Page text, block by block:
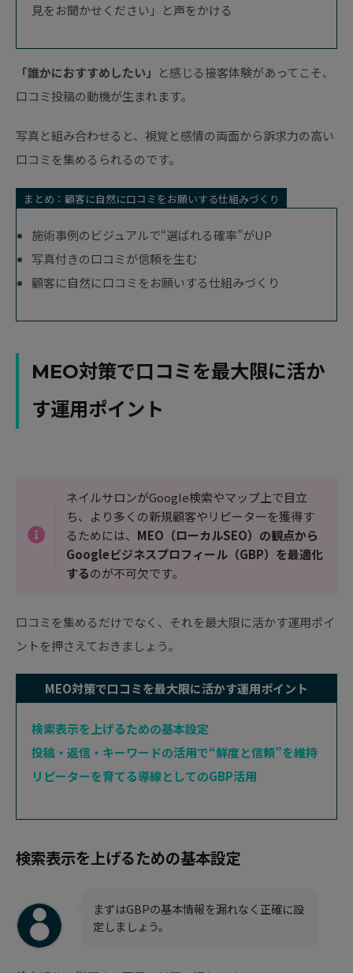
見をお聞かせください」と声をかける
「誰かにおすすめしたい」 と感じる接客体験があってこそ、
口コミ投稿の動機が生まれます。
写真と組み合わせると、視覚と感情の両面から訴求力の高い
口コミを集めるられるのです。
まとめ：顧客に自然に口コミをお願いする仕組みづくり
施術事例のビジュアルで“選ばれる確率”がUP
写真付きの口コミが信頼を生む
顧客に自然に口コミをお願いする仕組みづくり
MEO対策で口コミを最大限に活か
す運用ポイント
ネイルサロンがGoogle検索やマップ上で目立
ち、より多くの新規顧客やリピーターを獲得す
るためには、 MEO（ローカルSEO）の観点から
Googleビジネスプロフィール（GBP）を最適化
するのが不可欠です。
口コミを集めるだけでなく、それを最大限に活かす運用ポイ
ントを押さえておきましょう。
MEO対策で口コミを最大限に活かす運用ポイント
検索表示を上げるための基本設定
投稿・返信・キーワードの活用で“鮮度と信頼”を維持
リピーターを育てる導線としてのGBP活用
検索表示を上げるための基本設定
まずはGBPの基本情報を漏れなく正確に設
定しましょう。